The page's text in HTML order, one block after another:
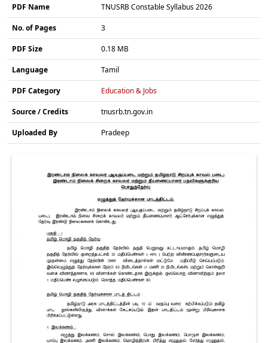
PDF Name TNUSRB Constable Syllabus 2026
No. of Pages 3
PDF Size 0.18 MB
Language Tamil
PDF Category Education & Jobs
Source / Credits tnusrb.tn.gov.in
Uploaded By Pradeep